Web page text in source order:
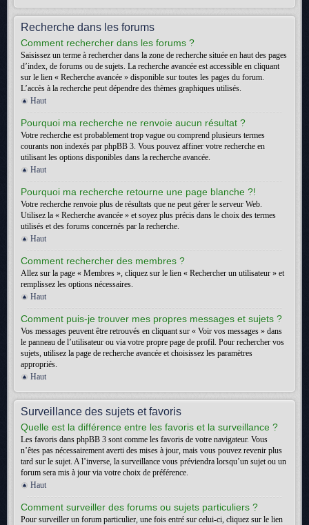
Recherche dans les forums
Comment rechercher dans les forums ?
Saisissez un terme à rechercher dans la zone de recherche située en haut des pages
d’index, de forums ou de sujets. La recherche avancée est accessible en cliquant
sur le lien « Recherche avancée » disponible sur toutes les pages du forum.
L’accès à la recherche peut dépendre des thèmes graphiques utilisés.
Haut
Pourquoi ma recherche ne renvoie aucun résultat ?
Votre recherche est probablement trop vague ou comprend plusieurs termes
courants non indexés par phpBB 3. Vous pouvez affiner votre recherche en
utilisant les options disponibles dans la recherche avancée.
Haut
Pourquoi ma recherche retourne une page blanche ?!
Votre recherche renvoie plus de résultats que ne peut gérer le serveur Web.
Utilisez la « Recherche avancée » et soyez plus précis dans le choix des termes
utilisés et des forums concernés par la recherche.
Haut
Comment rechercher des membres ?
Allez sur la page « Membres », cliquez sur le lien « Rechercher un utilisateur » et
remplissez les options nécessaires.
Haut
Comment puis-je trouver mes propres messages et sujets ?
Vos messages peuvent être retrouvés en cliquant sur « Voir vos messages » dans
le panneau de l’utilisateur ou via votre propre page de profil. Pour rechercher vos
sujets, utilisez la page de recherche avancée et choisissez les paramètres
appropriés.
Haut
Surveillance des sujets et favoris
Quelle est la différence entre les favoris et la surveillance ?
Les favoris dans phpBB 3 sont comme les favoris de votre navigateur. Vous
n’êtes pas nécessairement averti des mises à jour, mais vous pouvez revenir plus
tard sur le sujet. A l’inverse, la surveillance vous préviendra lorsqu’un sujet ou un
forum sera mis à jour via votre choix de préférence.
Haut
Comment surveiller des forums ou sujets particuliers ?
Pour surveiller un forum particulier, une fois entré sur celui-ci, cliquez sur le lien